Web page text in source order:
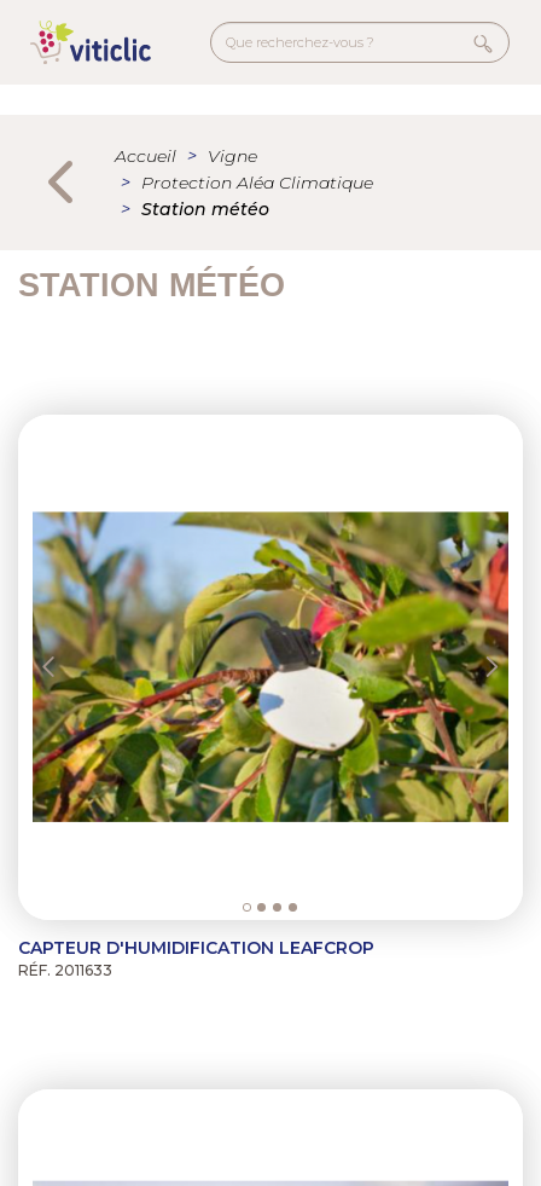
contenu
Accueil
Vigne
Protection Aléa Climatique
Station météo
STATION MÉTÉO
CAPTEUR D'HUMIDIFICATION LEAFCROP
RÉF. 2011633